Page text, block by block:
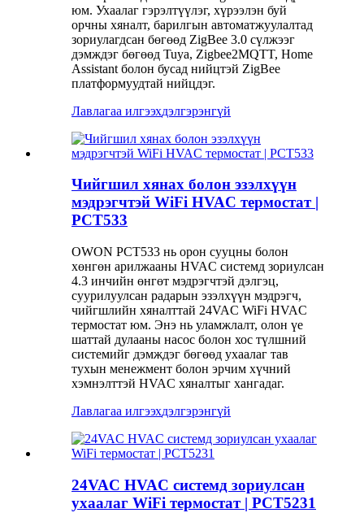
юм. Ухаалаг гэрэлтүүлэг, хүрээлэн буй
орчны хяналт, барилгын автоматжуулалтад
зориулагдсан бөгөөд ZigBee 3.0 сүлжээг
дэмждэг бөгөөд Tuya, Zigbee2MQTT, Home
Assistant болон бусад нийцтэй ZigBee
платформуудтай нийцдэг.
Лавлагаа илгээхдэлгэрэнгүй
Чийгшил хянах болон эзэлхүүн
мэдрэгчтэй WiFi HVAC термостат |
PCT533
OWON PCT533 нь орон сууцны болон
хөнгөн арилжааны HVAC системд зориулсан
4.3 инчийн өнгөт мэдрэгчтэй дэлгэц,
суурилуулсан радарын эзэлхүүн мэдрэгч,
чийгшлийн хяналттай 24VAC WiFi HVAC
термостат юм. Энэ нь уламжлалт, олон үе
шаттай дулааны насос болон хос түлшний
системийг дэмждэг бөгөөд ухаалаг тав
тухын менежмент болон эрчим хүчний
хэмнэлттэй HVAC хяналтыг хангадаг.
Лавлагаа илгээхдэлгэрэнгүй
24VAC HVAC системд зориулсан
ухаалаг WiFi термостат | PCT5231